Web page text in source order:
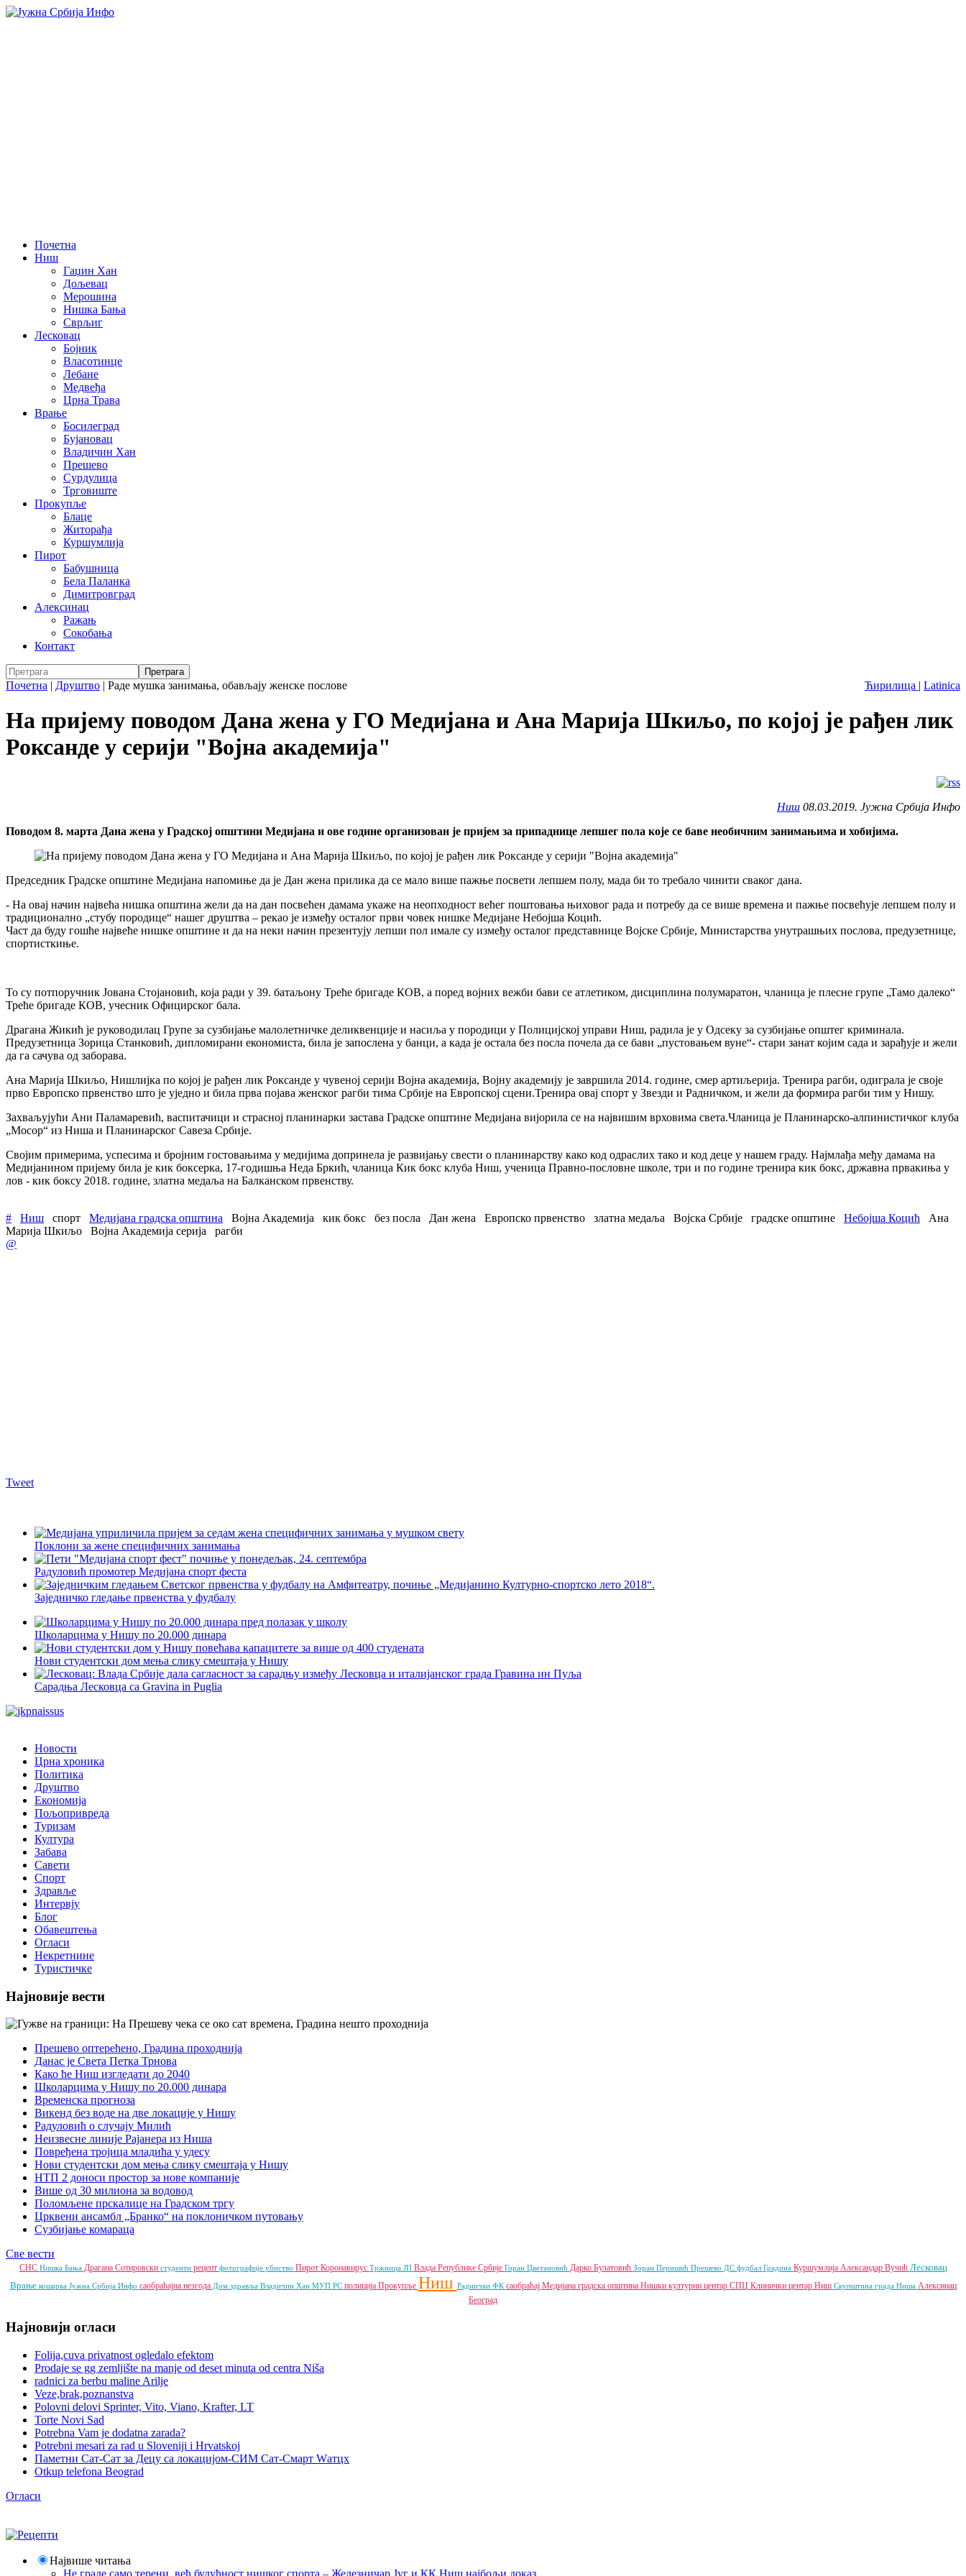
Почетна
Ниш
Гаџин Хан
Дољевац
Мерошина
Нишка Бања
Сврљиг
Лесковац
Бојник
Власотинце
Лебане
Медвеђа
Црна Трава
Врање
Босилеград
Бујановац
Владичин Хан
Прешево
Сурдулица
Трговиште
Прокупље
Блаце
Житорађа
Куршумлија
Пирот
Бабушница
Бела Паланка
Димитровград
Алексинац
Ражањ
Сокобања
Контакт
Ћирилица | Latinica
Почетна | Друштво | Раде мушка занимања, обављају женске послове
На пријему поводом Дана жена у ГО Медијана и Ана Марија Шкиљо, по којој је рађен лик
Роксанде у серији "Војна академија"
Ниш 08.03.2019. Јужна Србија Инфо
Поводом 8. марта Дана жена у Градској општини Медијана и ове године организован је пријем за припаднице лепшег пола које се баве необичним занимањима и хобијима.
Председник Градске општине Медијана напомиње да је Дан жена прилика да се мало више пажње посвети лепшем полу, мада би то требало чинити сваког дана.
- На овај начин највећа нишка општина жели да на дан посвећен дамама укаже на неопходност већег поштовања њиховог рада и потребу да се више времена и пажње посвећује лепшем полу и
традиционално „стубу породице“ нашег друштва – рекао је између осталог први човек нишке Медијане Небојша Коцић.
Част да буду гошће највеће нишке општине и да на неки начин презентују лепши пол имале су између осталог представнице Војске Србије, Министарства унутрашњих послова, предузетнице,
спортисткиње.
То су потпоручник Јована Стојановић, која ради у 39. батаљону Треће бригаде КОВ, а поред војних вежби бави се атлетиком, дисциплина полумаратон, чланица је плесне групе „Тамо далеко“
Треће бригаде КОВ, учесник Официрског бала.
Драгана Жикић је руководилац Групе за сузбијање малолетничке деликвенције и насиља у породици у Полицијској управи Ниш, радила је у Одсеку за сузбијање општег криминала.
Предузетница Зорица Станковић, дипломирани економиста, била је запослена у банци, а када је остала без посла почела да се бави „пустовањем вуне“- стари занат којим сада и зарађује и жели
да га сачува од заборава.
Ана Марија Шкиљо, Нишлијка по којој је рађен лик Роксанде у чувеној серији Војна академија, Војну академију је завршила 2014. године, смер артиљерија. Тренира рагби, одиграла је своје
прво Европско првенство што је уједно и била прва појава женског рагби тима Србије на Европској сцени.Тренира овај спорт у Звезди и Радничком, и жели да формира рагби тим у Нишу.
Захваљујући Ани Паламаревић, васпитачици и страсној планинарки застава Градске општине Медијана вијорила се на највишим врховима света.Чланица је Планинарско-алпинистичког клуба
„Мосор“ из Ниша и Планинарског Савеза Србије.
Својим примерима, успесима и бројним гостовањима у медијима допринела је развијању свести о планинарству како код одраслих тако и код деце у нашем граду. Најмлађа међу дамама на
Медијанином пријему била је кик боксерка, 17-годишња Неда Бркић, чланица Кик бокс клуба Ниш, ученица Правно-пословне школе, три и по године тренира кик бокс, државна првакиња у
лов - кик боксу 2018. године, златна медаља на Балканском првенству.
# Ниш спорт Медијана градска општина Војна Академија кик бокс без посла Дан жена Европско првенство златна медаља Војска Србије градске општине Небојша Коцић
Ана
Марија Шкиљо
Војна Академија серија
рагби
@
Tweet
Поклони за жене специфичних занимања
Радуловић промотер Медијана спорт феста
Заједничко гледање првенства у фудбалу
Школарцима у Нишу по 20.000 динара
Нови студентски дом мења слику смештаја у Нишу
Сарадња Лесковца са Gravina in Puglia
Новости
Црна хроника
Политика
Друштво
Економија
Пољопривреда
Туризам
Култура
Забава
Савети
Спорт
Здравље
Интервју
Блог
Обавештења
Огласи
Некретнине
Туристичке
Најновије вести
Прешево оптерећено, Градина проходнија
Данас је Света Петка Трнова
Како ће Ниш изгледати до 2040
Школарцима у Нишу по 20.000 динара
Временска прогноза
Викенд без воде на две локације у Нишу
Радуловић о случају Милић
Неизвесне линије Рајанера из Ниша
Повређена тројица младића у удесу
Нови студентски дом мења слику смештаја у Нишу
НТП 2 доноси простор за нове компаније
Више од 30 милиона за водовод
Поломљене прскалице на Градском тргу
Црквени ансамбл „Бранко“ на поклоничком путовању
Сузбијање комараца
Све вести
СНС Нишка Бања Драгана Сотировски студенти рецепт фотографије убиство Пирот Коронавирус Тржница ЈП Влада Републике Србије Горан Цветановић Дарко Булатовић Зоран Перишић Прешево ДС фудбал Градина Куршумлија Александар Вучић Лесковац
Врање кошарка Јужна Србија Инфо саобраћајна незгода Дом здравља Владичин Хан МУП РС полиција Прокупље Ниш Раднички ФК саобраћај Медијана градска општина Нишки културни центар СПЦ Клинички центар Ниш Скупштина града Ниша Алексинац
Београд
Најновији огласи
Folija,cuva privatnost ogledalo efektom
Prodaje se gg zemljište na manje od deset minuta od centra Niša
radnici za berbu maline Arilje
Veze,brak,poznanstva
Polovni delovi Sprinter, Vito, Viano, Krafter, LT
Torte Novi Sad
Potrebna Vam je dodatna zarada?
Potrebni mesari za rad u Sloveniji i Hrvatskoj
Паметни Сат-Сат за Децу са локацијом-СИМ Сат-Смарт Wатцх
Otkup telefona Beograd
Огласи
Највише читања
Не граде само терени, већ будућност нишког спорта – Железничар Југ и КК Ниш најбољи доказ